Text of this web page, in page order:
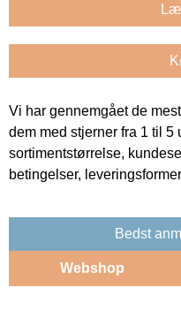
Vi har gennemgået de
dem med stjerner fra 1 til 5
sortimentstørrelse,
betingelser,
Bedst
Webshop